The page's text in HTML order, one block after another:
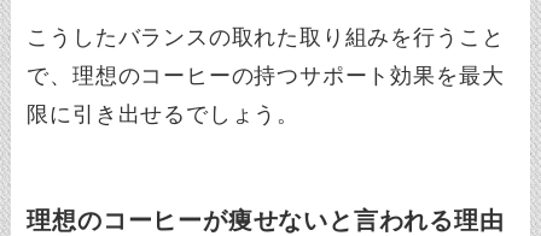
こうしたバランスの取れた取り組みを行うこと
で、理想のコーヒーの持つサポート効果を最大
限に引き出せるでしょう。
理想のコーヒーが痩せないと言われる理由